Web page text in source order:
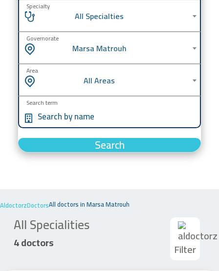
Specialty
All Specialties
Governorate
Marsa Matrouh
Area
All Areas
Search term
Search
AldoctorzDoctorsAll doctors in Marsa Matrouh
All Specialities
4 doctors Filter